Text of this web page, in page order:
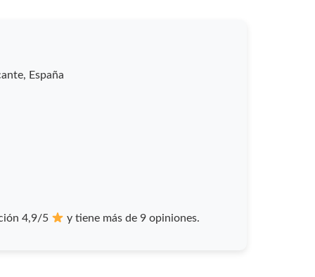
España
4,9/5 y tiene más de 9 opiniones.